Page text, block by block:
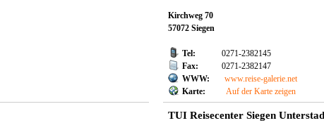
Kirchweg 70
57072 Siegen
Tel:
0271-2382145
Fax:
0271-2382147
WWW:
www.reise-galerie.net
Karte:
Auf der Karte zeigen
TUI Reisecenter Siegen